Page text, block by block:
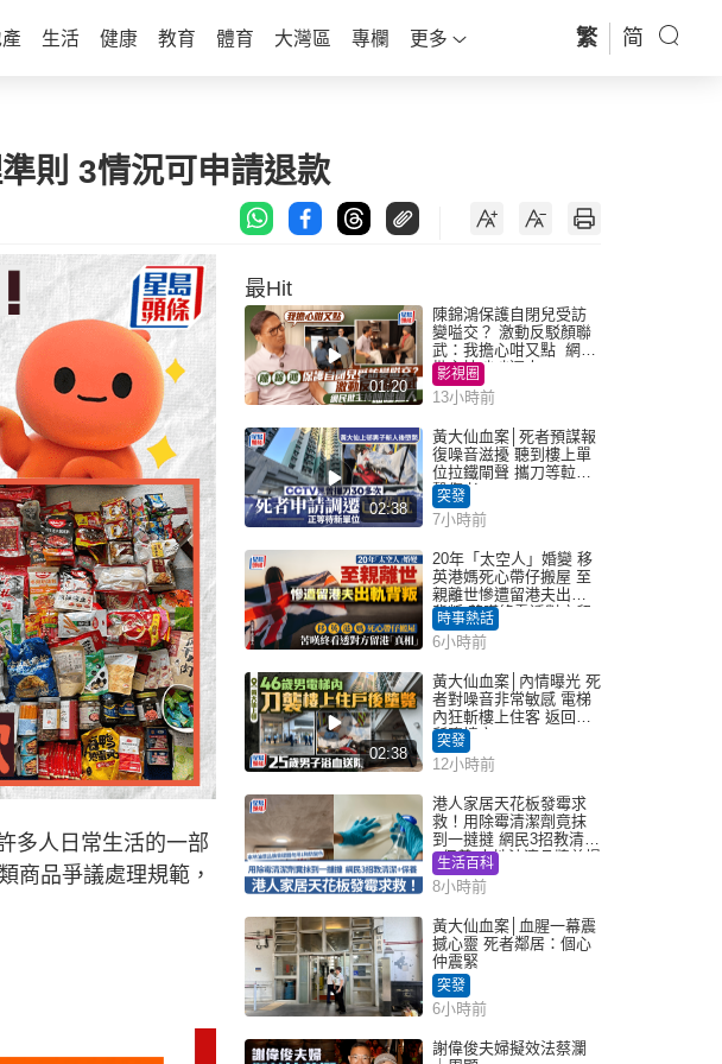
生活 健康 教育 體育 大灣區 專欄 更多 繁 简
則 3情況可申請退款
多人日常生活的一部
商品爭議處理規範，
最Hit
01:20
陳錦鴻保護自閉兒受訪
變嗌交？ 激動反駁顏聯
武：我擔心咁又點 網民
批主持咄咄逼人
影視圈
13小時前
02:38
黃大仙血案│死者預謀報
復噪音滋擾 聽到樓上單
位拉鐵閘聲 攜刀等𨋢伏
擊傷者
突發
7小時前
20年「太空人」婚變 移
英港媽死心帶仔搬屋 至
親離世慘遭留港夫出軌
背叛 苦嘆終看透對方留
港「真相」｜Juicy叮
時事熱話
6小時前
02:38
黃大仙血案│內情曝光 死
者對噪音非常敏感 電梯
內狂斬樓上住客 返回住
所墮樓亡
突發
12小時前
港人家居天花板發霉求
救！用除霉清潔劑竟抹
到一撻撻 網民3招教清潔
+保養 本地油漆品牌曾提
醒勿用1物防變色
生活百科
8小時前
黃大仙血案│血腥一幕震
撼心靈 死者鄰居：個心
仲震緊
突發
6小時前
謝偉俊夫婦擬效法蔡瀾